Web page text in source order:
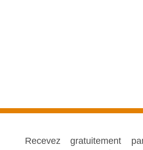
Recevez gratuitement